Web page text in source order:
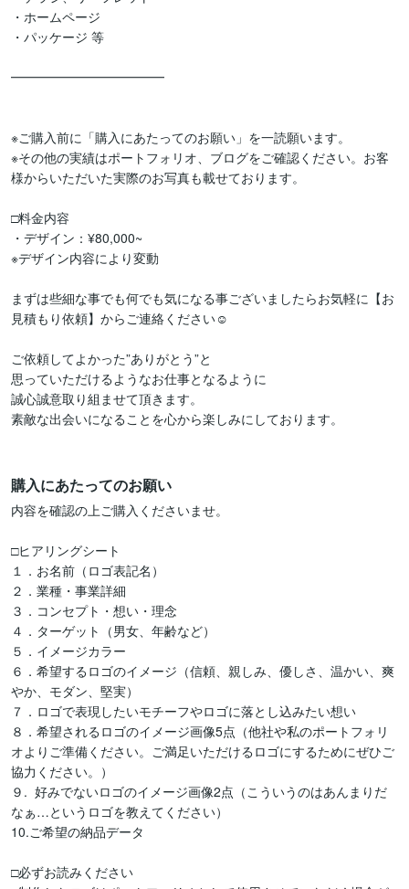
・ホームページ
・パッケージ 等
━━━━━━━━━━━━
※ご購入前に「購入にあたってのお願い」を一読願います。
※その他の実績はポートフォリオ、ブログをご確認ください。お客
様からいただいた実際のお写真も載せております。
□料金内容
・デザイン：¥80,000~
※デザイン内容により変動
まずは些細な事でも何でも気になる事ございましたらお気軽に【お
見積もり依頼】からご連絡ください☺︎
ご依頼してよかった”ありがとう”と
思っていただけるようなお仕事となるように
誠心誠意取り組ませて頂きます。
素敵な出会いになることを心から楽しみにしております。
購入にあたってのお願い
内容を確認の上ご購入くださいませ。
□ヒアリングシート
１．お名前（ロゴ表記名）
２．業種・事業詳細
３．コンセプト・想い・理念
４．ターゲット（男女、年齢など）
５．イメージカラー
６．希望するロゴのイメージ（信頼、親しみ、優しさ、温かい、爽
やか、モダン、堅実）
７．ロゴで表現したいモチーフやロゴに落とし込みたい想い
８．希望されるロゴのイメージ画像5点（他社や私のポートフォリ
オよりご準備ください。ご満足いただけるロゴにするためにぜひご
協力ください。）
９.  好みでないロゴのイメージ画像2点（こういうのはあんまりだ
なぁ…というロゴを教えてください）
10.ご希望の納品データ
□必ずお読みください